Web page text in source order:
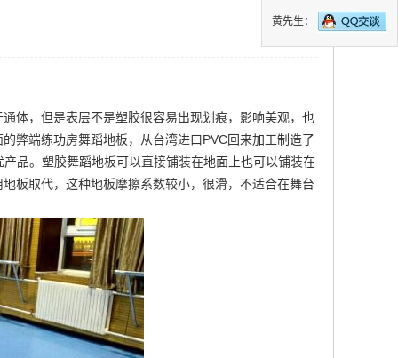
体，但是表层不是塑胶很容易出现划痕，影响美观，也
的弊端练功房舞蹈地板，从台湾进口PVC回来加工制造了
品。塑胶舞蹈地板可以直接铺装在地面上也可以铺装在
板取代，这种地板摩擦系数较小，很滑，不适合在舞台
黄先生：